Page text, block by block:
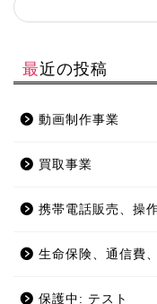
最近の投稿
動画制作事業
買取事業
携帯電話販売、操
生命保険、通信費
保護中: テスト